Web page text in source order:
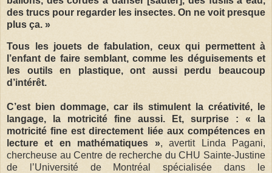
des trucs pour regarder les insectes. On ne voit presque
plus ça. »
Tous les jouets de fabulation, ceux qui permettent à
l’enfant de faire semblant, comme les déguisements et
les outils en plastique, ont aussi perdu beaucoup
d’intérêt.
C’est bien dommage, car ils stimulent la créativité, le
langage, la motricité fine aussi. Et, surprise : « la
motricité fine est directement liée aux compétences en
lecture et en mathématiques », avertit Linda Pagani,
chercheuse au Centre de recherche du CHU Sainte-Justine
de l’Université de Montréal spécialisée dans le